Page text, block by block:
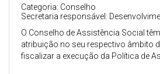
Categoria: Conselho
Secretaria responsável:
O Conselho de Assistência Social
atribuição no seu respectivo âmbito
fiscalizar a execução da Política de